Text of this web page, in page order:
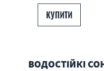
КУПИТИ
ВОДОСТІЙКІ